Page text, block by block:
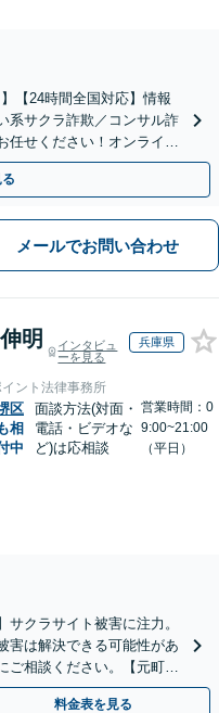
【24時間全国対応】情報
系サクラ詐欺／コンサル詐
任せください！オンライン
メールでお問い合わせ
明
インタビュ
ーを見る
兵庫県
イント法律事務所
区
相
中
面談方法(対面・
電話・ビデオな
ど)は応相談
営業時間：0
9:00~21:00
（平日）
サクラサイト被害に注力。
害は解決できる可能性があ
ご相談ください。【元町駅
料金表を見る